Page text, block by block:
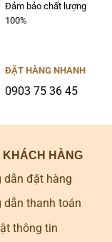
Đảm bảo chất lượng
100%
ĐẶT HÀNG NHANH
0903 75 36 45
KHÁCH HÀNG
dẫn đặt hàng
dẫn thanh toán
thông tin